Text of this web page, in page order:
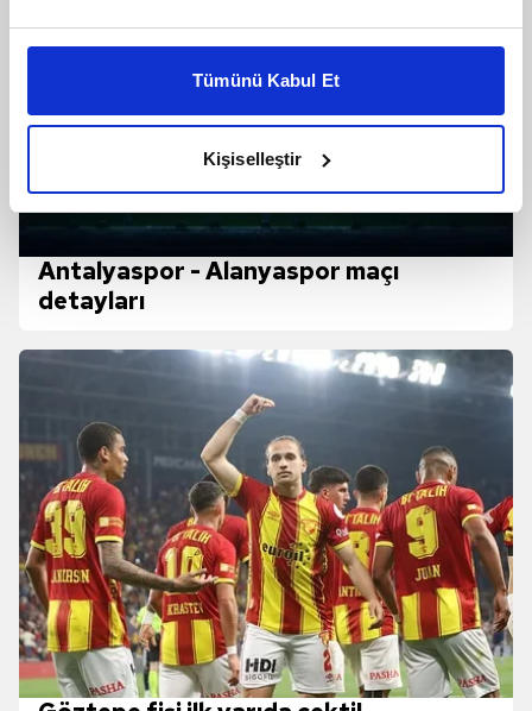
Bu çerezlere izin vermeniz halinde sizlere özel
daha iyi reklam deneyimi yaşatabiliriz. Bunu yaparken
amacımızın size daha iyi bir reklam deneyimi sunmak
elimizden gelen çabayı gösterdiğimizi ve bu noktada,
kalemimiz olduğunu sizlere hatırlatmak isteriz.
Her halükârda, kullanıcılar, bu çerezlere izin vermedikleri
takdirde, kullanıcılara hedefli reklamlar
Sizlere daha iyi bir hizmet sunabilmek için İnternet
Sitemizde kendimize ve üçüncü kişilere ait çerezler
kullanılmaktadır. Bu çerezler vasıtasıyla çeşitli kişisel
verileriniz işlenmekte olup gerekli olan çerezler bilgi
toplumu hizmetlerinin sunulması amacıyla
kullanılmaktadır. Diğer çerezler, sitemizin daha işlevsel
kılınması ve kişiselleştirilmesi ve sizlere yönelik
reklam/pazarlama faaliyetlerinin yapılması, amaçlarıyla
sınırlı olarak açık rızanız dahilinde kullanılacaktır.
Çerezlere ilişkin tercihlerinizi aşağıda yer alan panel
Tümünü Kabul Et
Kişiselleştir
Antalyaspor - Alanyaspor maçı
detayları